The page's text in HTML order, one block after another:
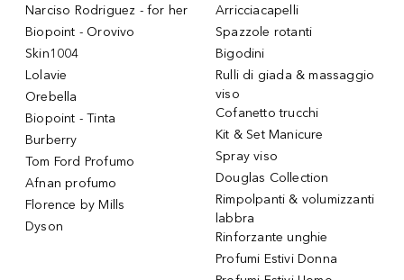
Narciso Rodriguez - for her
Biopoint - Orovivo
Skin1004
Lolavie
Orebella
Biopoint - Tinta
Burberry
Tom Ford Profumo
Afnan profumo
Florence by Mills
Dyson
Arricciacapelli
Spazzole rotanti
Bigodini
Rulli di giada & massaggio
viso
Cofanetto trucchi
Kit & Set Manicure
Spray viso
Douglas Collection
Rimpolpanti & volumizzanti
labbra
Rinforzante unghie
Profumi Estivi Donna